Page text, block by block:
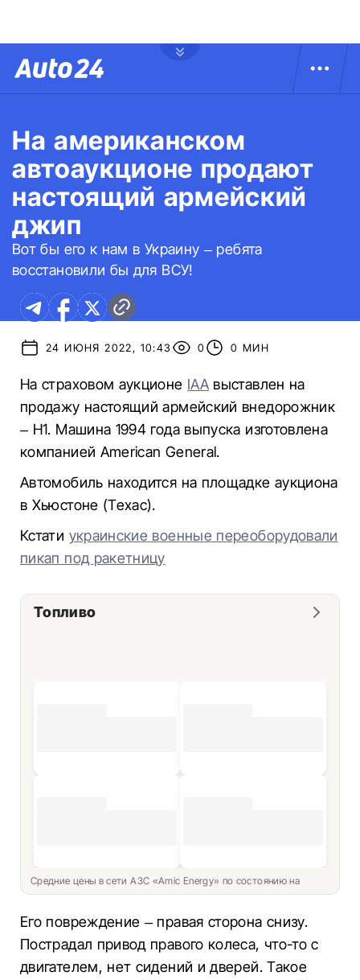
На американском
автоаукционе продают
настоящий армейский
джип
Вот бы его к нам в Украину – ребята
восстановили бы для ВСУ!
24 ИЮНЯ 2022, 10:43 0 0 МИН
На страховом аукционе IAA выставлен на
продажу настоящий армейский внедорожник
– H1. Машина 1994 года выпуска изготовлена
компанией American General.
Автомобиль находится на площадке аукциона
в Хьюстоне (Техас).
Кстати украинские военные переоборудовали
пикап под ракетницу
Топливо
Средние цены в сети АЗС «Amic Energy» по состоянию на
Его повреждение – правая сторона снизу.
Пострадал привод правого колеса, что-то с
двигателем, нет сидений и дверей. Такое